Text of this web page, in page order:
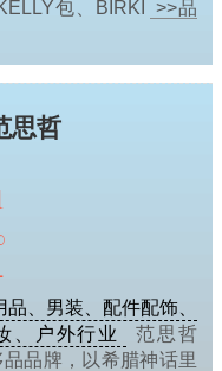
包、BIRKI
>>品
思哲
、男装、配件配饰、
、户外行业
范思哲
品牌，以希腊神话里